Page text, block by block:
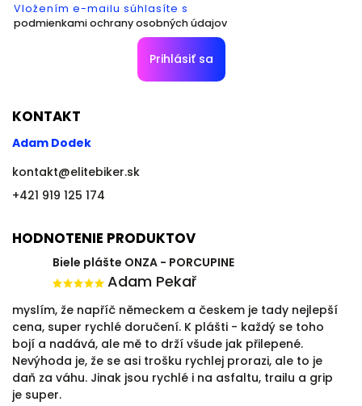
Vložením e-mailu súhlasíte s
podmienkami ochrany osobných údajov
Prihlásiť sa
KONTAKT
Adam Dodek
kontakt@elitebiker.sk
+421 919 125 174
HODNOTENIE PRODUKTOV
Biele plášte ONZA - PORCUPINE
Adam Pekař
myslím, že napříč německem a českem je tady nejlepší
cena, super rychlé doručení. K plášti - každý se toho
bojí a nadává, ale mě to drží všude jak přilepené.
Nevýhoda je, že se asi trošku rychlej prorazi, ale to je
daň za váhu. Jinak jsou rychlé i na asfaltu, trailu a grip
je super.